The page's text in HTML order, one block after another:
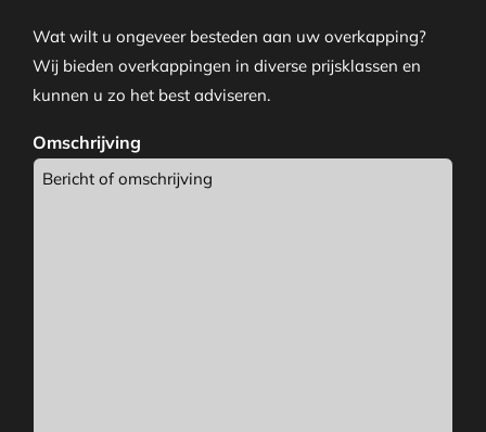
Wat wilt u ongeveer besteden aan uw overkapping?
Wij bieden overkappingen in diverse prijsklassen en
kunnen u zo het best adviseren.
Omschrijving